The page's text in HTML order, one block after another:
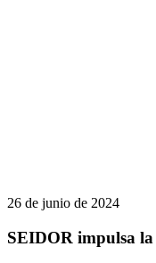
26 de junio de 2024
SEIDOR impulsa la